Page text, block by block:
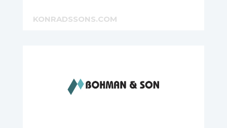
KONRADSSONS.COM